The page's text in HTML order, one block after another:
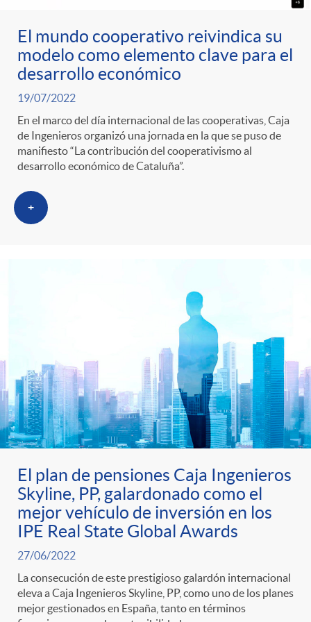
r
a
S
a
l
p
r
e
n
s
n
p
o
r
c
g
o
r
a
e
n
i
d
o
l
a
F
l
i
c
a
d
o
e
c
o
n
t
e
El mundo cooperativo reivindica su
modelo como elemento clave para el
desarrollo económico
19/07/2022
En el marco del día internacional de las cooperativas, Caja
de Ingenieros organizó una jornada en la que se puso de
manifiesto “La contribución del cooperativismo al
desarrollo económico de Cataluña”.
+
El plan de pensiones Caja Ingenieros
Skyline, PP, galardonado como el
mejor vehículo de inversión en los
IPE Real State Global Awards
27/06/2022
La consecución de este prestigioso galardón internacional
eleva a Caja Ingenieros Skyline, PP, como uno de los planes
mejor gestionados en España, tanto en términos